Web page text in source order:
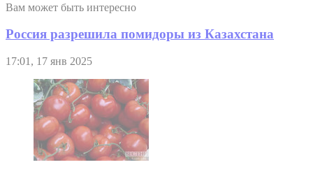
Вам может быть интересно
Россия разрешила помидоры из Казахстана
17:01, 17 янв 2025